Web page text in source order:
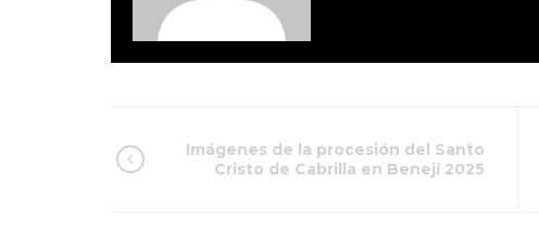
Imágenes de la procesión del Santo
Cristo de Cabrilla en Benejí 2025